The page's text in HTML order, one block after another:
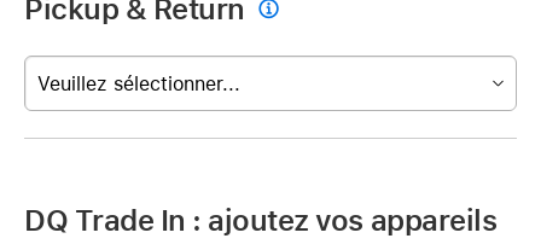
Pickup & Return 
Veuillez sélectionner...
DQ Trade In : ajoutez vos appareils